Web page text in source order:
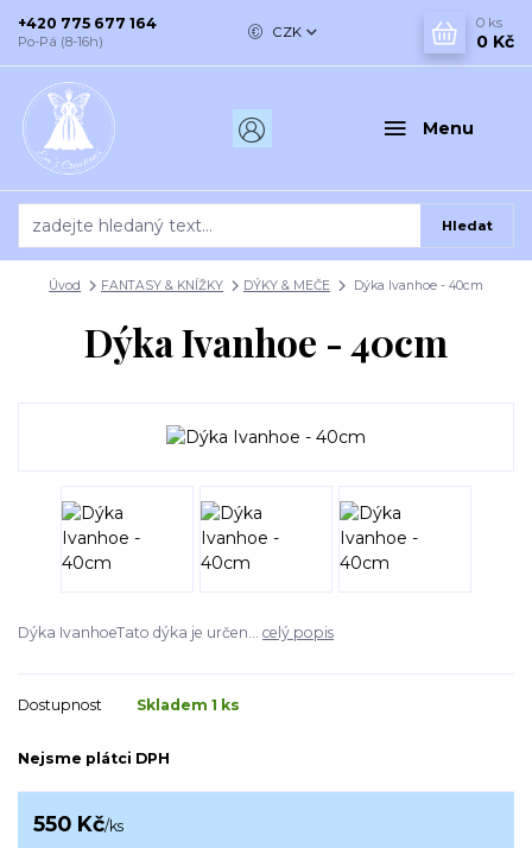
Menu
CZK
Hledat
+420 775 677 164
Po-Pá (8-16h)
0 ks
0 Kč
Úvod FANTASY & KNÍŽKY DÝKY & MEČE Dýka Ivanhoe - 40cm
Dýka Ivanhoe - 40cm
Dýka IvanhoeTato dýka je určen... celý popis
Dostupnost Skladem 1 ks
Nejsme plátci DPH
550 Kč/ks